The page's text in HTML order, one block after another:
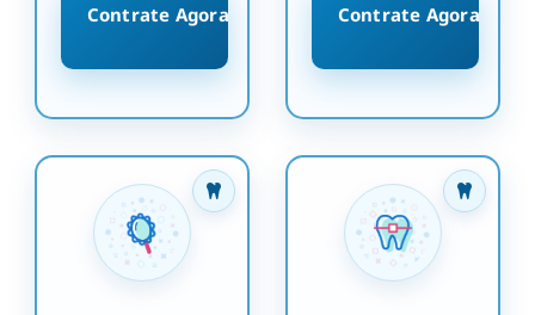
Contrate Agora Contrate Agora